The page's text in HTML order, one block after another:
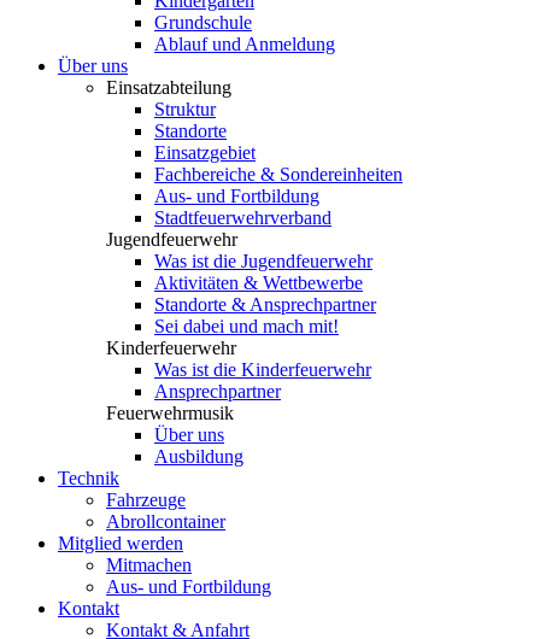
Grundschule
Ablauf und Anmeldung
Über uns
Einsatzabteilung
Struktur
Standorte
Einsatzgebiet
Fachbereiche & Sondereinheiten
Aus- und Fortbildung
Stadtfeuerwehrverband
Jugendfeuerwehr
Was ist die Jugendfeuerwehr
Aktivitäten & Wettbewerbe
Standorte & Ansprechpartner
Sei dabei und mach mit!
Kinderfeuerwehr
Was ist die Kinderfeuerwehr
Ansprechpartner
Feuerwehrmusik
Über uns
Ausbildung
Technik
Fahrzeuge
Abrollcontainer
Mitglied werden
Mitmachen
Aus- und Fortbildung
Kontakt
Kontakt & Anfahrt